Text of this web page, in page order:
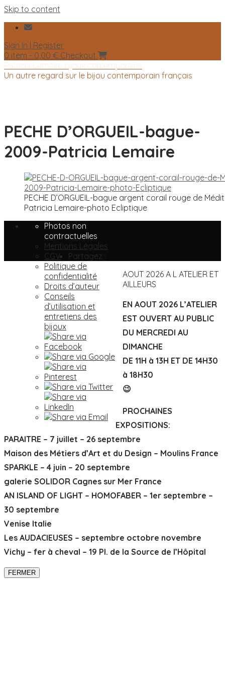
Skip to content
Sign In | Register
0 item - 0,00 € Checkout
Patricia Lemaire bijoux contemporains
Un autre regard sur le bijou contemporain français
PECHE D’ORGUEIL-bague-
2009-Patricia Lemaire
PECHE D’ORGUEIL-bague argent corail rouge de
Patricia Lemaire-photo Ecliptique
Photos non
contractuelles
Mentions Légales
CGV
Politique de
confidentialité
Droits d’auteur
Conseils
d’utilisation et
entretiens des
bijoux
Partagez :
AOUT 2026 A L ATELIER ET
AILLEURS
EN AOUT 2026 L’ATELIER
EST OUVERT AU PUBLIC
DU MERCREDI AU
DIMANCHE
DE 11H à 13H ET DE 14H30
à 18H30
😉
PROCHAINES
EXPOSITIONS:
PARAITRE – 7 juillet – 26 septembre
Maison des Métiers d’Art et du Design – Moulins France
SPARKLE – 4 juin – 20 septembre
galerie SOLIDOR Cagnes sur Mer France
AN ISLAND OF LIGHT – HOMOFABER – 1er septembre –
30 septembre
Venise Italie
Les AUDACIEUSES – septembre octobre novembre
Vichy – fer à cheval – 19 Pl. de la Source de l’Hôpital
FERMER